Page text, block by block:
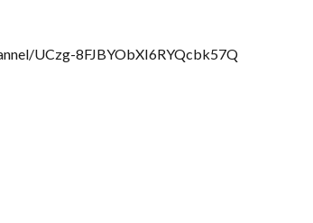
UCzg-8FJBYObXI6RYQcbk57Q